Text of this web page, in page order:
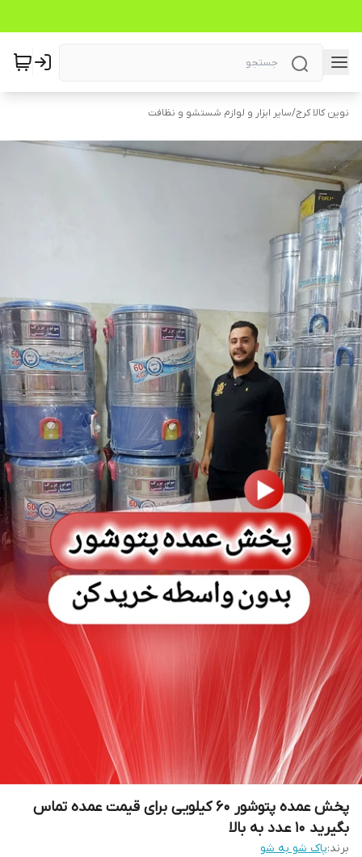
نوین کالا کرج/سایر ابزار و لوازم شستشو و نظافت
پخش عمده پتوشور ۶۰ کیلویی برای قیمت عمده تماس
بگیرید ۱۰ عدد به بالا
برند:پاک شو به شو